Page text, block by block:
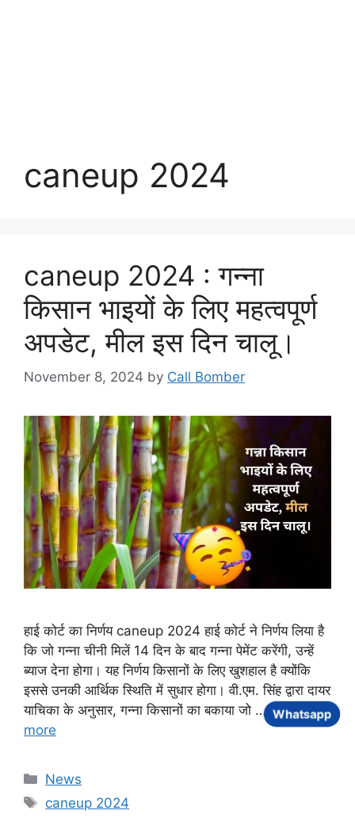
Whatsapp
caneup 2024
caneup 2024 : गन्ना
किसान भाइयों के लिए महत्वपूर्ण
अपडेट, मील इस दिन चालू।
November 8, 2024 by Call Bomber
हाई कोर्ट का निर्णय caneup 2024 हाई कोर्ट ने निर्णय लिया है
कि जो गन्ना चीनी मिलें 14 दिन के बाद गन्ना पेमेंट करेंगी, उन्हें
ब्याज देना होगा। यह निर्णय किसानों के लिए खुशहाल है क्योंकि
इससे उनकी आर्थिक स्थिति में सुधार होगा। वी.एम. सिंह द्वारा दायर
याचिका के अनुसार, गन्ना किसानों का बकाया जो … Read
more
Categories
News
Tags
caneup 2024